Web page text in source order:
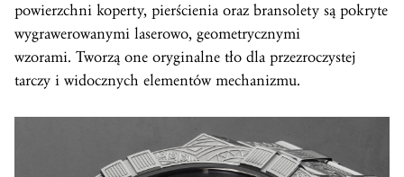
powierzchni koperty, pierścienia oraz bransolety są pokryte
wygrawerowanymi laserowo, geometrycznymi
wzorami. Tworzą one oryginalne tło dla przezroczystej
tarczy i widocznych elementów mechanizmu.